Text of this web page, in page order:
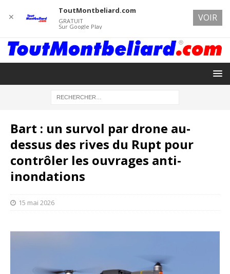
Bart : un survol par drone au-
dessus des rives du Rupt pour
contrôler les ouvrages anti-
inondations
15 mai 2026
✕
ToutMontbeliard.com
GRATUIT
Sur Google Play
VOIR